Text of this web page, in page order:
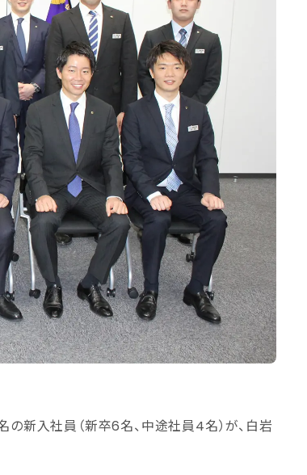
新入社員（新卒6名、中途社員4名）が、白岩